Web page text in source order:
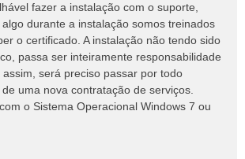
fazer a instalação com o suporte,
durante a instalação somos treinados
o certificado. A instalação não tendo sido
passa ser inteiramente responsabilidade
será preciso passar por todo
uma nova contratação de serviços.
o Sistema Operacional Windows 7 ou